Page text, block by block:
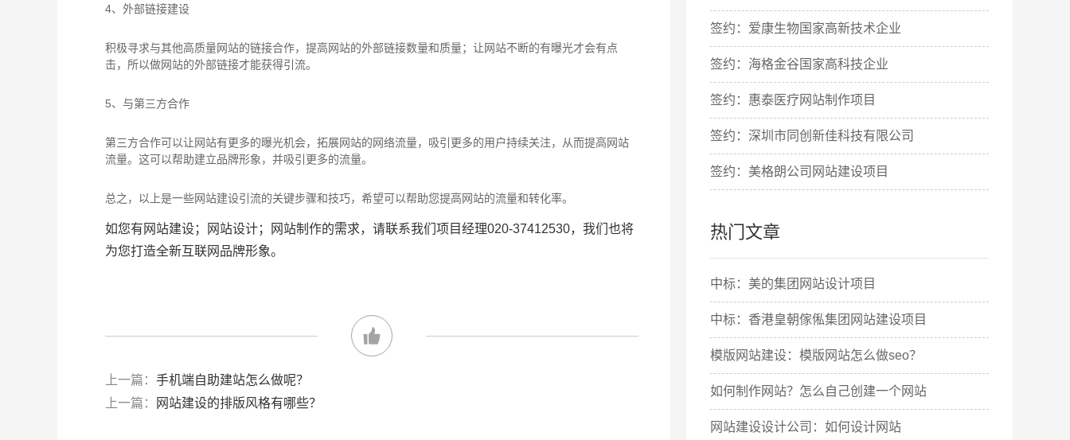
4、外部链接建设
积极寻求与其他高质量网站的链接合作，提高网站的外部链接数量和质量；让网站不断的有曝光才会有点
击，所以做网站的外部链接才能获得引流。
5、与第三方合作
第三方合作可以让网站有更多的曝光机会，拓展网站的网络流量，吸引更多的用户持续关注，从而提高网站
流量。这可以帮助建立品牌形象，并吸引更多的流量。
总之，以上是一些网站建设引流的关键步骤和技巧，希望可以帮助您提高网站的流量和转化率。
如您有网站建设；网站设计；网站制作的需求，请联系我们项目经理020-37412530，我们也将
为您打造全新互联网品牌形象。
上一篇： 手机端自助建站怎么做呢？
上一篇：
网站建设的排版风格有哪些？
签约：爱康生物国家高新技术企业
签约：海格金谷国家高科技企业
签约：惠泰医疗网站制作项目
签约：深圳市同创新佳科技有限公司
签约：美格朗公司网站建设项目
热门文章
中标：美的集团网站设计项目
中标：香港皇朝傢俬集团网站建设项目
模版网站建设：模版网站怎么做seo？
如何制作网站？怎么自己创建一个网站
网站建设设计公司：如何设计网站